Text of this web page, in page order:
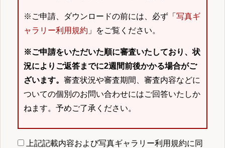
※ご申請、ダウンロードの前には、必ず「 写真ギ
ャラリー利用規約 」をご覧ください。
※ご申請をいただいた順に審査いたしており、状
況によりご返答までに2週間前後かかる場合がご
ざいます。 審査状況や審査期間、審査内容などに
ついての個別のお問い合わせにはご回答いたしか
ねます。予めご了承ください。
上記記載内容および写真ギャラリー利用規約に同